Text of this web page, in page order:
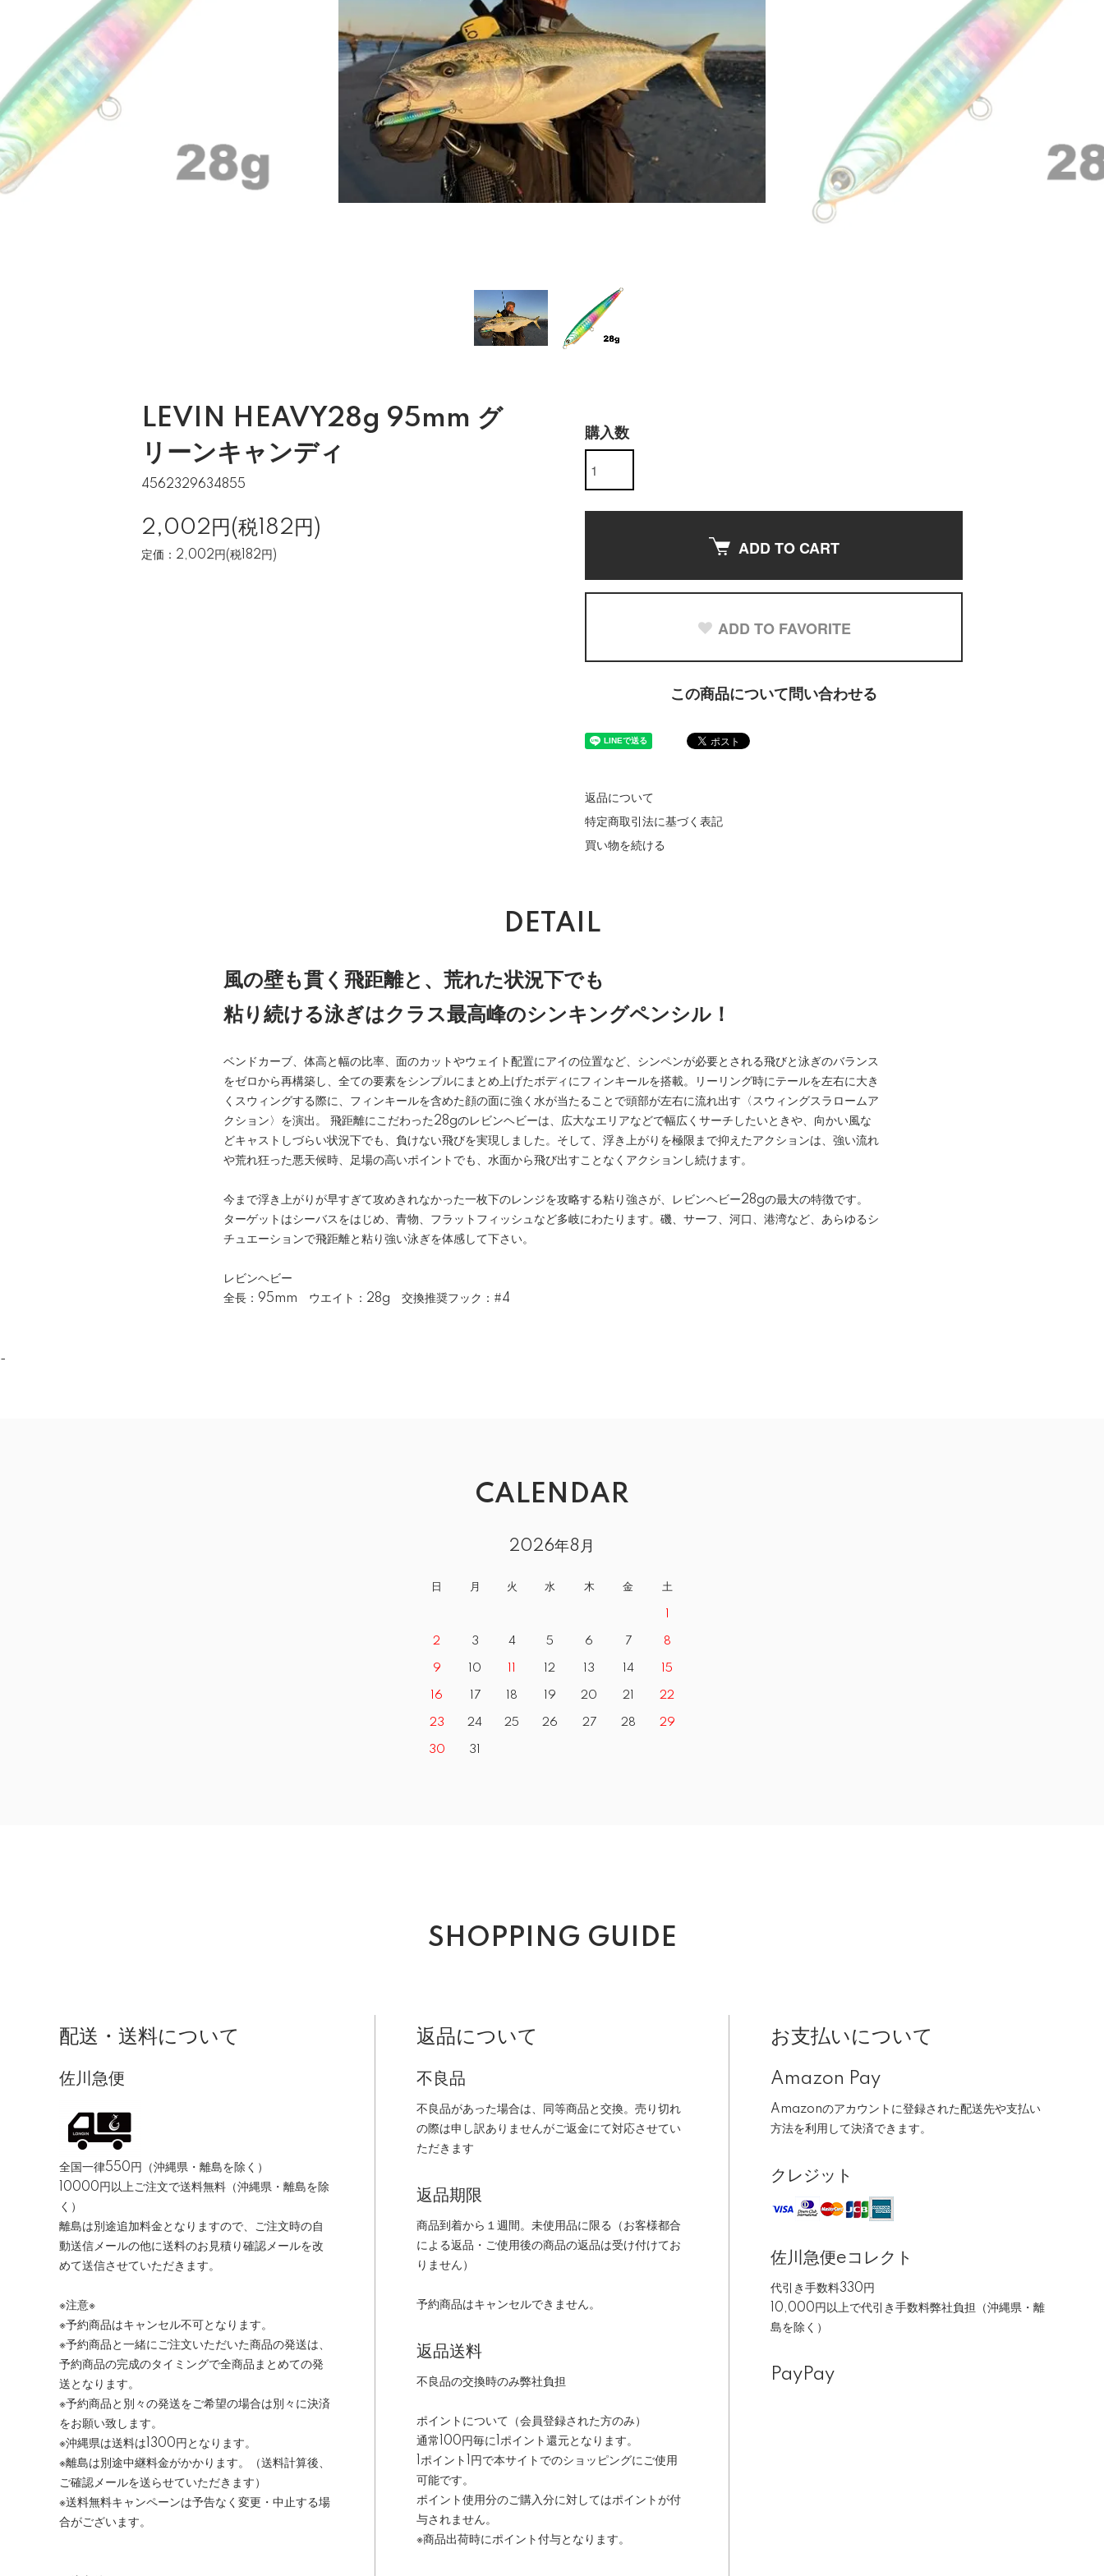
LEVIN HEAVY28g 95mm グ
リーンキャンディ
4562329634855
2,002円(税182円)
定価：2,002円(税182円)
購入数
ADD TO CART
ADD TO FAVORITE
この商品について問い合わせる
返品について
特定商取引法に基づく表記
買い物を続ける
DETAIL
風の壁も貫く飛距離と、荒れた状況下でも
粘り続ける泳ぎはクラス最高峰のシンキングペンシル！
ベンドカーブ、体高と幅の比率、面のカットやウェイト配置にアイの位置など、シンペンが必要とされる飛びと泳ぎのバランス
をゼロから再構築し、全ての要素をシンプルにまとめ上げたボディにフィンキールを搭載。リーリング時にテールを左右に大き
くスウィングする際に、フィンキールを含めた顔の面に強く水が当たることで頭部が左右に流れ出す〈スウィングスラロームア
クション〉を演出。 飛距離にこだわった28gのレビンヘビーは、広大なエリアなどで幅広くサーチしたいときや、向かい風な
どキャストしづらい状況下でも、負けない飛びを実現しました。そして、浮き上がりを極限まで抑えたアクションは、強い流れ
や荒れ狂った悪天候時、足場の高いポイントでも、水面から飛び出すことなくアクションし続けます。
今まで浮き上がりが早すぎて攻めきれなかった一枚下のレンジを攻略する粘り強さが、レビンヘビー28gの最大の特徴です。
ターゲットはシーバスをはじめ、青物、フラットフィッシュなど多岐にわたります。磯、サーフ、河口、港湾など、あらゆるシ
チュエーションで飛距離と粘り強い泳ぎを体感して下さい。
レビンヘビー
全長：95mm ウエイト：28g 交換推奨フック：#4
-
CALENDAR
2026年8月
日 月 火 水 木 金 土
2 3 4 5 6 7 8
9 10 12 13 14 15
16 17 18 19 20 21 22
23 24 25 26 27 28 29
30 31
SHOPPING GUIDE
配送・送料について
佐川急便
全国一律550円（沖縄県・離島を除く）
10000円以上ご注文で送料無料（沖縄県・離島を除
く）
離島は別途追加料金となりますので、ご注文時の自
動送信メールの他に送料のお見積り確認メールを改
めて送信させていただきます。
※注意※
※予約商品はキャンセル不可となります。
※予約商品と一緒にご注文いただいた商品の発送は、
予約商品の完成のタイミングで全商品まとめての発
送となります。
※予約商品と別々の発送をご希望の場合は別々に決済
をお願い致します。
※沖縄県は送料は1300円となります。
※離島は別途中継料金がかかります。（送料計算後、
ご確認メールを送らせていただきます）
※送料無料キャンペーンは予告なく変更・中止する場
合がございます。
返品について
不良品
不良品があった場合は、同等商品と交換。売り切れ
の際は申し訳ありませんがご返金にて対応させてい
ただきます
返品期限
商品到着から１週間。未使用品に限る（お客様都合
による返品・ご使用後の商品の返品は受け付けてお
りません）
予約商品はキャンセルできません。
返品送料
不良品の交換時のみ弊社負担
ポイントについて（会員登録された方のみ）
通常100円毎に1ポイント還元となります。
1ポイント1円で本サイトでのショッピングにご使用
可能です。
ポイント使用分のご購入分に対してはポイントが付
与されません。
※商品出荷時にポイント付与となります。
お支払いについて
Amazon Pay
Amazonのアカウントに登録された配送先や支払い
方法を利用して決済できます。
クレジット
佐川急便eコレクト
代引き手数料330円
10,000円以上で代引き手数料弊社負担（沖縄県・離
島を除く）
PayPay